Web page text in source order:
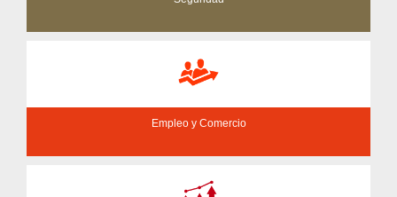
Empleo y Comercio